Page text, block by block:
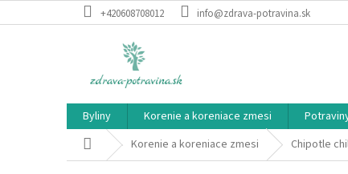
na
+420608708012 info@zdrava-potravina.sk
Byliny Korenie a koreniace zmesi
DomovKorenie a koreniace zmesi Chipotle